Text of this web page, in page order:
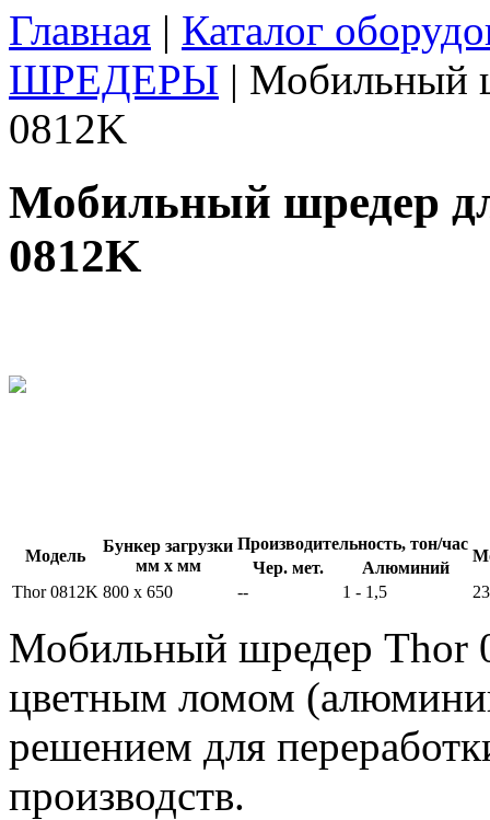
Главная | Каталог
ШРЕДЕРЫ | Мобильный
0812K
Мобильный шредер
0812K
Модель
Бункер загрузки
мм х мм
Производительность, тон/час
Чер. мет.
Алюминий
Thor 0812K 800 x 650 -- 1 - 1,5
Мобильный шредер Thor
цветным ломом
решением для
производств.